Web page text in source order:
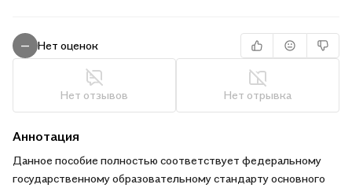
— Нет оценок
Нет отзывов Нет отрывка
Аннотация
Данное пособие полностью соответствует федеральному
государственному образовательному стандарту основного